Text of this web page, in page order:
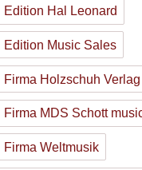
Edition Hal Leonard
Edition Music Sales
Firma Holzschuh Verlag
Firma MDS Schott
Firma Weltmusik